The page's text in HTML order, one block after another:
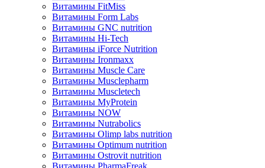
Витамины FitMiss
Витамины Form Labs
Витамины GNC nutrition
Витамины Hi-Tech
Витамины iForce Nutrition
Витамины Ironmaxx
Витамины Muscle Care
Витамины Musclepharm
Витамины Muscletech
Витамины MyProtein
Витамины NOW
Витамины Nutrabolics
Витамины Olimp labs nutrition
Витамины Optimum nutrition
Витамины Ostrovit nutrition
Витамины PharmaFreak